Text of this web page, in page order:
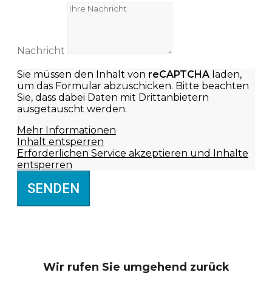
Nachricht
Sie müssen den Inhalt von reCAPTCHA laden,
um das Formular abzuschicken. Bitte beachten
Sie, dass dabei Daten mit Drittanbietern
ausgetauscht werden.
Mehr Informationen
Inhalt entsperren
Erforderlichen Service akzeptieren und Inhalte
entsperren
SENDEN
Wir rufen Sie umgehend zurück